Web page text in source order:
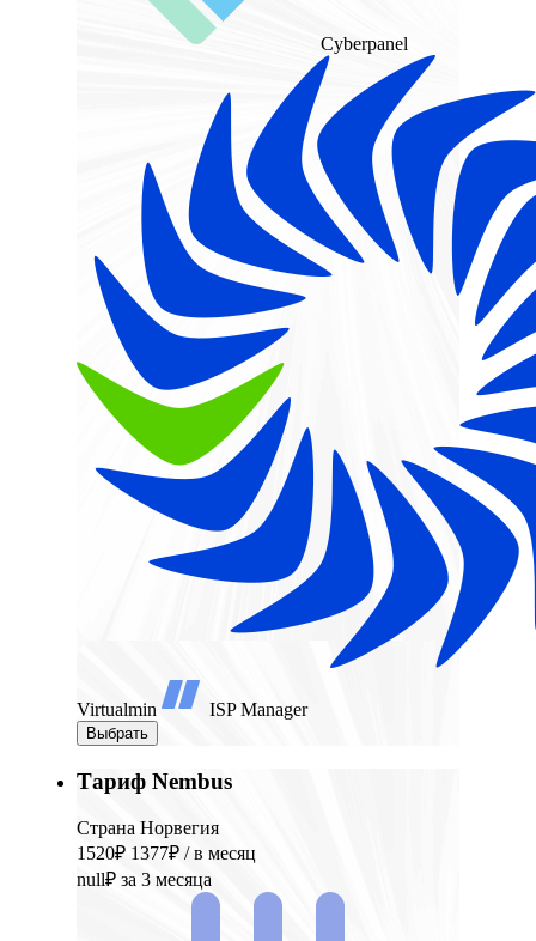
Cyberpanel
Virtualmin ISP Manager
Выбрать
Тариф Nembus
Страна Норвегия
1520₽ 1377₽ / в месяц
null₽ за 3 месяца